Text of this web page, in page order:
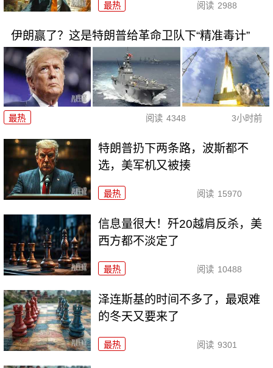
最热 阅读 2988
伊朗赢了？这是特朗普给革命卫队下“精准毒计”
最热 阅读 4348 3小时前
特朗普扔下两条路，波斯都不
选，美军机又被揍
最热 阅读 15970
信息量很大！歼20越肩反杀，美
西方都不淡定了
最热 阅读 10488
泽连斯基的时间不多了，最艰难
的冬天又要来了
最热 阅读 9301